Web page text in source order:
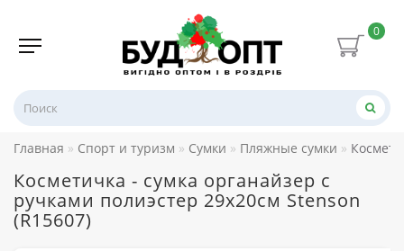
0
Главная Спорт и туризм Сумки Пляжные сумки
Косметичка - сумка органайзер с
ручками полиэстер 29х20см Stenson
(R15607)